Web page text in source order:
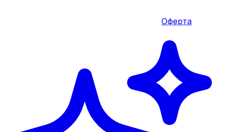
Оферта